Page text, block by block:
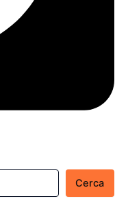
Cerca